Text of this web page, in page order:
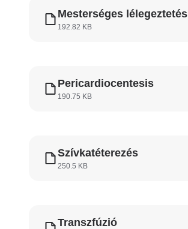
Mesterséges lélegeztetés
192.82 KB
Pericardiocentesis
190.75 KB
Szívkatéterezés
250.5 KB
Transzfúzió